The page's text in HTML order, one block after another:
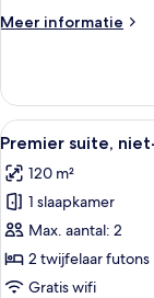
Meer informatie
Meer
suite,
niet-
roken
Alle
foto's
voor
Premier
suite,
niet-
roken
23
Premier suite,
120 m²
1 slaapkamer
Max. aantal: 2
2 twijfelaar futons
Gratis wifi